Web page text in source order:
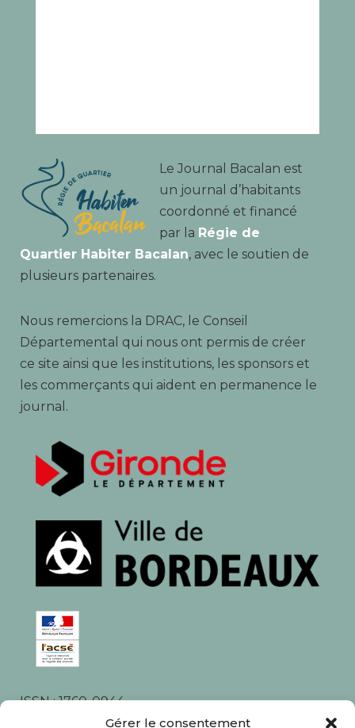
Gérer le consentement
Le Journal Bacalan est
un journal d’habitants
coordonné et financé
par la Régie de
Quartier Habiter Bacalan, avec le soutien de
plusieurs partenaires.
Nous remercions la DRAC, le Conseil
Départemental qui nous ont permis de créer
ce site ainsi que les institutions, les sponsors et
les commerçants qui aident en permanence le
journal.
ISSN : 1760-0944
Rédaction, photos et corrections : habitants et